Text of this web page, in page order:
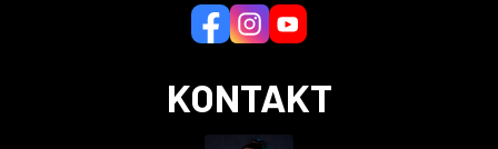
KONTAKT